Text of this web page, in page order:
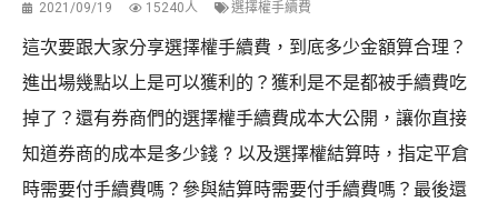
2021/09/19 15240人 選擇權手續費
這次要跟大家分享選擇權手續費，到底多少金額算合理？
進出場幾點以上是可以獲利的？獲利是不是都被手續費吃
掉了？還有券商們的選擇權手續費成本大公開，讓你直接
知道券商的成本是多少錢 ? 以及選擇權結算時，指定平倉
時需要付手續費嗎？參與結算時需要付手續費嗎？最後還